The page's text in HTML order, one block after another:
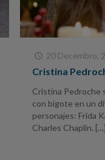
20 Decembro,
Cristina
Cristina Pedroche
con bigote en un
personajes: Frida
Charles Chaplin. […]